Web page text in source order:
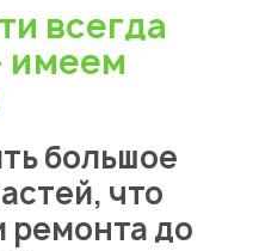
всегда
имеем
большое
что
ремонта до